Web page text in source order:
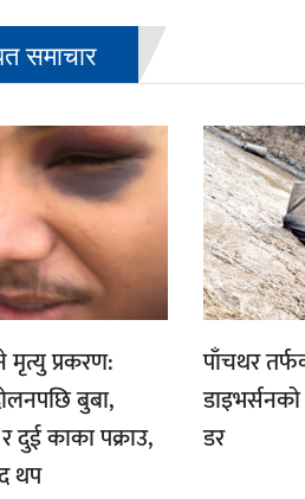
समाचार
मृत्यु प्रकरण:
बुबा,
दुई काका पक्राउ,
थप
पाँचथर
डर